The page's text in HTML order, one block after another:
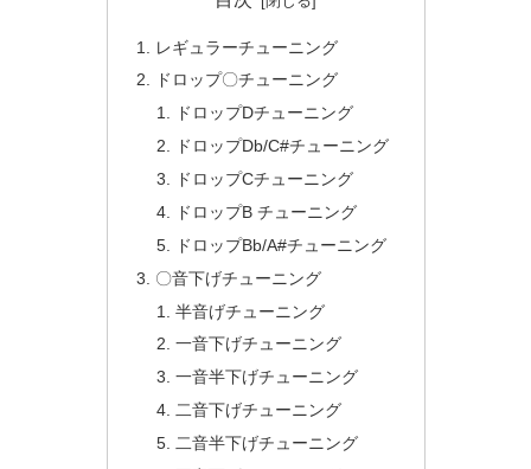
レギュラーチューニング
ドロップ〇チューニング
ドロップDチューニング
ドロップDb/C#チューニング
ドロップCチューニング
ドロップB チューニング
ドロップBb/A#チューニング
〇音下げチューニング
半音げチューニング
一音下げチューニング
一音半下げチューニング
二音下げチューニング
二音半下げチューニング